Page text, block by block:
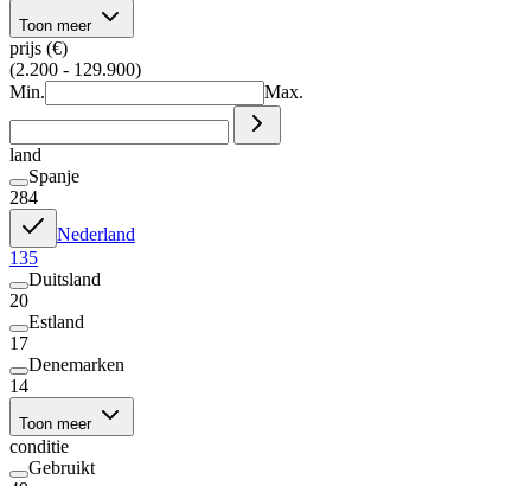
Toon meer
prijs (€)
(2.200 - 129.900)
Min.
Max.
land
Spanje
284
Nederland
135
Duitsland
20
Estland
17
Denemarken
14
Toon meer
conditie
Gebruikt